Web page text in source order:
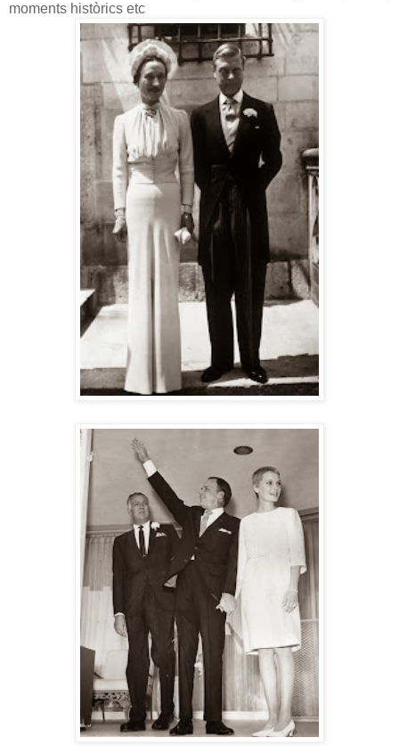
moments històrics etc